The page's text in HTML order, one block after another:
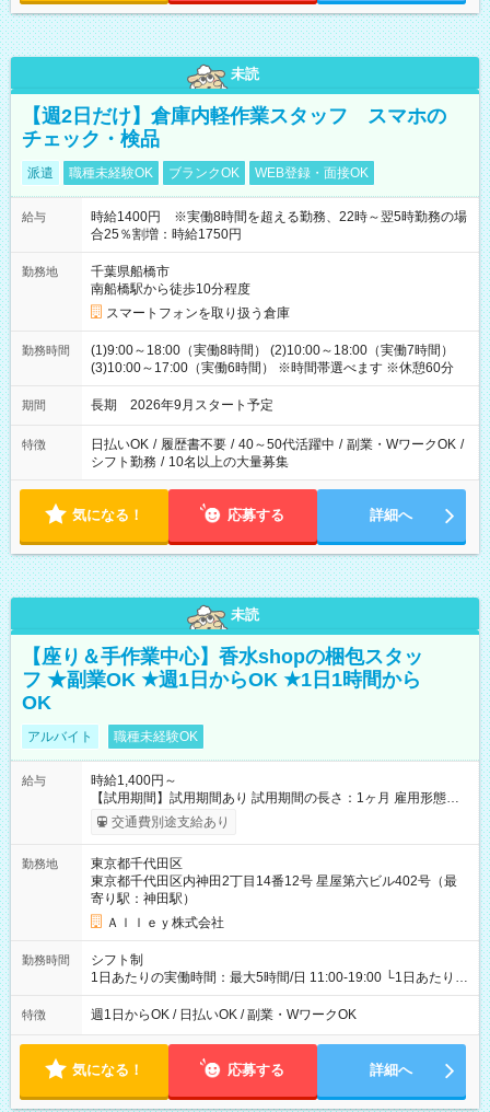
未読
【週2日だけ】倉庫内軽作業スタッフ スマホの
チェック・検品
派遣 職種未経験OK ブランクOK WEB登録・面接OK
給与
時給1400円 ※実働8時間を超える勤務、22時～翌5時勤務の場
合25％割増：時給1750円
勤務地
千葉県船橋市
南船橋駅から徒歩10分程度
スマートフォンを取り扱う倉庫
勤務時間
(1)9:00～18:00（実働8時間） (2)10:00～18:00（実働7時間）
(3)10:00～17:00（実働6時間） ※時間帯選べます ※休憩60分
期間 長期 2026年9月スタート予定
特徴 日払いOK / 履歴書不要 / 40～50代活躍中 / 副業・WワークOK /
シフト勤務 / 10名以上の大量募集
気になる！ 応募する 詳細へ
未読
【座り＆手作業中心】香水shopの梱包スタッ
フ ★副業OK ★週1日からOK ★1日1時間から
OK
アルバイト 職種未経験OK
給与
時給1,400円～
【試用期間】試用期間あり 試用期間の長さ：1ヶ月 雇用形態、
給与は本採用時と同じです。
交通費別途支給あり
勤務地
東京都千代田区
東京都千代田区内神田2丁目14番12号 星屋第六ビル402号（最
寄り駅：神田駅）
Ａｌｌｅｙ株式会社
勤務時間
シフト制
1日あたりの実働時間：最大5時間/日 11:00-19:00 └1日あたりの
実働時間：1-5時間 └上記の時間帯内であれば、いつでも勤務可
能！ └平日・土曜日の中で、お好きな曜日でご勤務いただけま
18:00 などのように、自由な働き方が可能なお仕事です！
特徴 週1日からOK / 日払いOK / 副業・WワークOK
気になる！ 応募する 詳細へ